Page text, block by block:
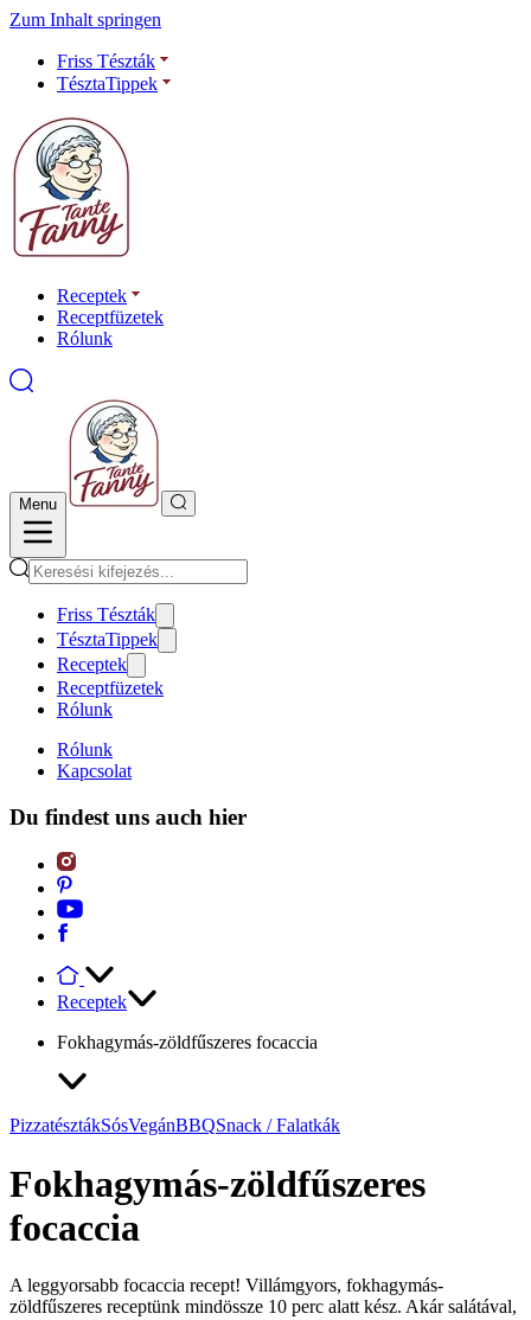
Zum Inhalt springen
Friss Tészták
TésztaTippek
Receptek
Receptfüzetek
Rólunk
Menu
Friss Tészták
TésztaTippek
Receptek
Receptfüzetek
Rólunk
Rólunk
Kapcsolat
Du findest uns auch hier
Receptek
Fokhagymás-zöldfűszeres focaccia
PizzatésztákSósVegánBBQSnack / Falatkák
Fokhagymás-zöldfűszeres
focaccia
A leggyorsabb focaccia recept! Villámgyors, fokhagymás-
zöldfűszeres receptünk mindössze 10 perc alatt kész. Akár salátával,